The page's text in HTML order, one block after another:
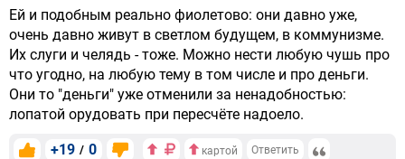
Ей и подобным реально фиолетово: они давно уже,
очень давно живут в светлом будущем, в коммунизме.
Их слуги и челядь - тоже. Можно нести любую чушь про
что угодно, на любую тему в том числе и про деньги.
Они то "деньги" уже отменили за ненадобностью:
лопатой орудовать при пересчёте надоело.
+19 / 0 картой Ответить